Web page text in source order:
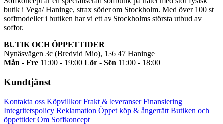
butik i Vega/ Haninge, strax söder om Stockholm. Med över 100 st
soffmodeller i butiken har vi ett av Stockholms största utbud av
soffor.
BUTIK OCH ÖPPETTIDER
Nynäsvägen 3c (Bredvid Mio), 136 47 Haninge
Mån - Fre 11:00 - 19:00 Lör - Sön 11:00 - 18:00
Kundtjänst
Kontakta oss Köpvillkor Frakt & leveranser Finansiering
Integritetspolicy Reklamation Öppet köp & ångerrätt Butiken och
öppettider Om Soffkoncept